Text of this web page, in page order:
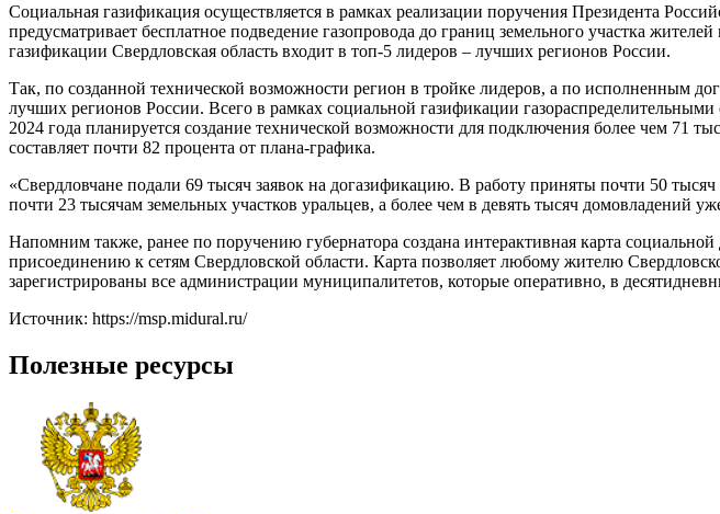
Социальная газификация осуществляется в рамках реализации поручения Президента
предусматривает бесплатное подведение газопровода до границ земельного участка
газификации Свердловская область входит в топ-5 лидеров – лучших регионов России.
Так, по созданной технической возможности регион в тройке лидеров, а по исполненным
лучших регионов России. Всего в рамках социальной газификации
2024 года планируется создание технической возможности для подключения более чем 71
составляет почти 82 процента от плана-графика.
«Свердловчане подали 69 тысяч заявок на догазификацию. В работу приняты почти 50
почти 23 тысячам земельных участков уральцев, а более чем в девять тысяч
Напомним также, ранее по поручению губернатора создана интерактивная карта
присоединению к сетям Свердловской области. Карта позволяет любому жителю
зарегистрированы все администрации муниципалитетов, которые оперативно, в
Источник: https://msp.midural.ru/
Полезные ресурсы